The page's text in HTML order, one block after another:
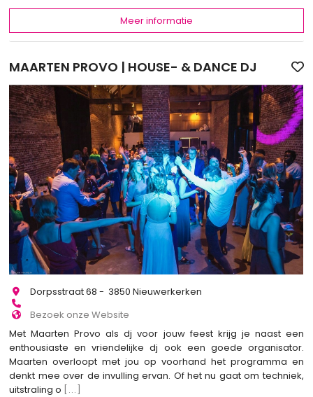
Meer informatie
MAARTEN PROVO | HOUSE- & DANCE DJ
Dorpsstraat 68 - 3850 Nieuwerkerken
Bezoek onze Website
Met Maarten Provo als dj voor jouw feest krijg je naast een
enthousiaste en vriendelijke dj ook een goede organisator.
Maarten overloopt met jou op voorhand het programma en
denkt mee over de invulling ervan. Of het nu gaat om techniek,
uitstraling o [...]